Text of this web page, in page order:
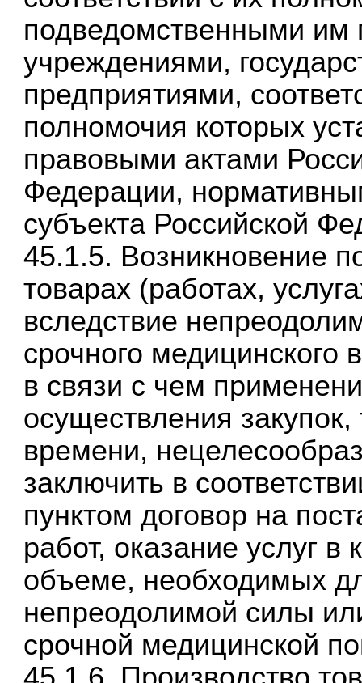
подведомственными им
учреждениями,
предприятиями,
полномочия которых
правовыми актами
Федерации,
субъекта Российской
45.1.5. Возникновение
товарах (работах,
вследствие
срочного медицинского
в связи с чем
осуществления
времени,
заключить в
пунктом договор на
работ, оказание услуг в
объеме, необходимых
непреодолимой силы
срочной медицинской